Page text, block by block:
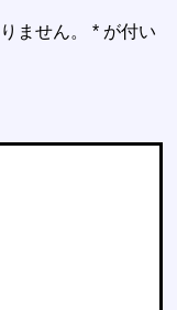
ません。 * が付い